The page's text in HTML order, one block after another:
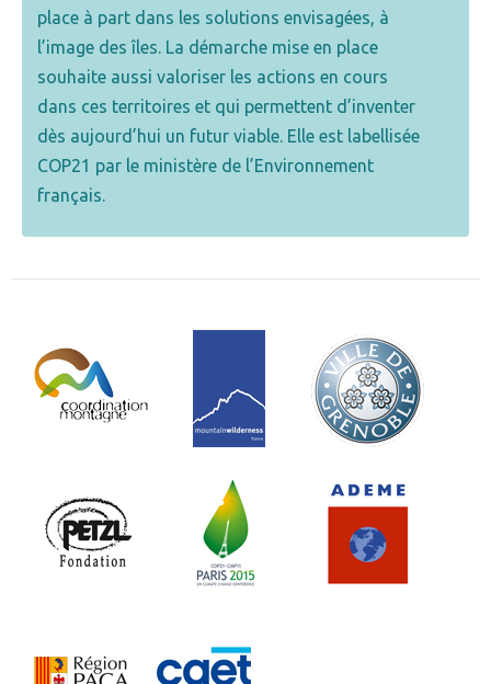
place à part dans les solutions envisagées, à
l’image des îles. La démarche mise en place
souhaite aussi valoriser les actions en cours
dans ces territoires et qui permettent d’inventer
dès aujourd’hui un futur viable. Elle est labellisée
COP21 par le ministère de l’Environnement
français.